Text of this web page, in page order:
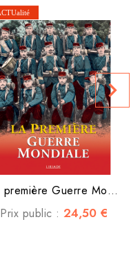
La première Guerre Mondiale
Prix public : 24,50 €
navigate_next